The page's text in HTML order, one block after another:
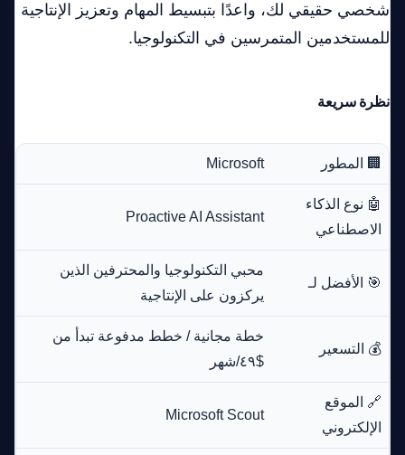
شخصي حقيقي لك، واعدًا بتبسيط المهام وتعزيز الإنتاجية
للمستخدمين المتمرسين في التكنولوجيا.
نظرة سريعة
🏢 المطور Microsoft
🤖 نوع الذكاء
الاصطناعي
Proactive AI Assistant
🎯 الأفضل لـ
محبي التكنولوجيا والمحترفين الذين
يركزون على الإنتاجية
💰 التسعير
خطة مجانية / خطط مدفوعة تبدأ من
$٤٩/شهر
🔗 الموقع
الإلكتروني
Microsoft Scout